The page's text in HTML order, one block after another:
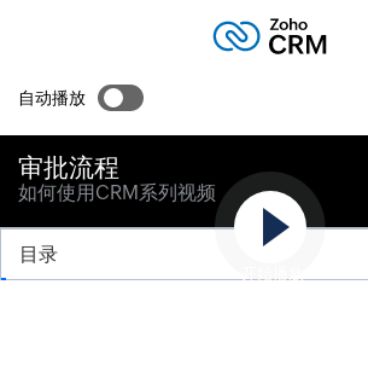
自动播放
审批流程
如何使用CRM系列视频
目录